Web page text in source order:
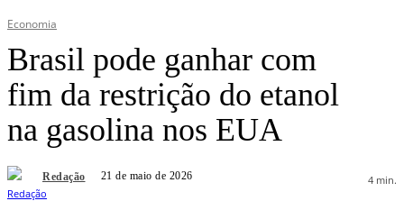
Economia
Brasil pode ganhar com
fim da restrição do etanol
na gasolina nos EUA
Redação 21 de maio de 2026 4 min.